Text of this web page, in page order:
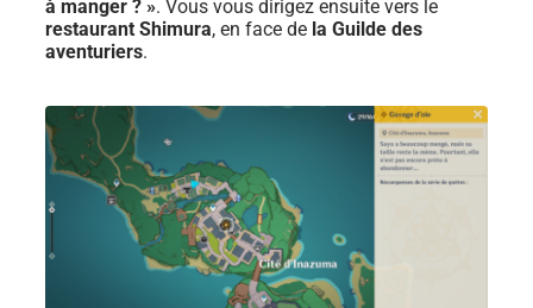
à manger ? ». Vous vous dirigez ensuite vers le
restaurant Shimura, en face de la Guilde des
aventuriers.